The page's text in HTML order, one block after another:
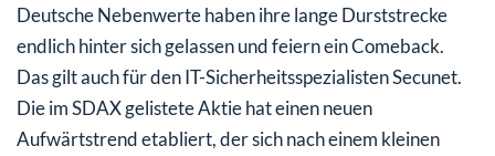
Charttechnische Wende geschafft
Deutsche Nebenwerte haben ihre lange Durststrecke
endlich hinter sich gelassen und feiern ein Comeback.
Das gilt auch für den IT-Sicherheitsspezialisten Secunet.
Die im SDAX gelistete Aktie hat einen neuen
Aufwärtstrend etabliert, der sich nach einem kleinen